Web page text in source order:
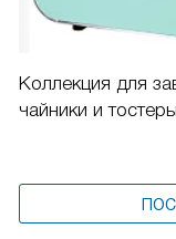
Коллекция для
чайники и тостеры